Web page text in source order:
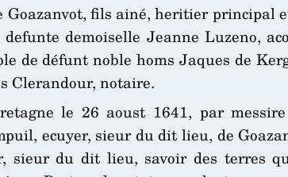
fils ainé, heritier principal
demoiselle Jeanne Luzeno,
de défunt noble homs Jaques de
Clerandour, notaire.
le 26 aoust 1641, par
ecuyer, sieur du dit lieu, de
sieur du dit lieu, savoir des terres